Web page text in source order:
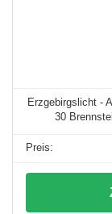
Erzgebirgslicht -
30